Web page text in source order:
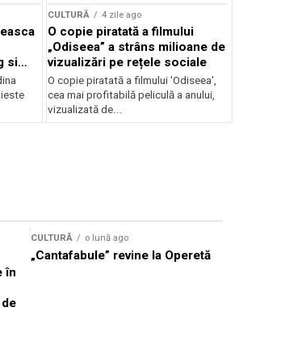
si
2
din
CULTURĂ 4 zile ago
O copie piratată a filmului
„Odiseea” a strâns milioane de
vizualizări pe rețele sociale
O copie piratată a filmului 'Odiseea',
cea mai profitabilă peliculă a anului,
vizualizată de...
în
CULTURĂ o lună ago
„Cantafabule” revine la Operetă